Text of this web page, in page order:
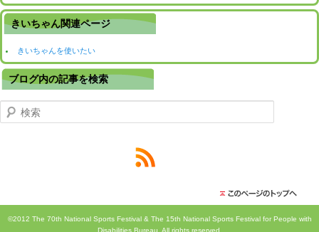
きいちゃん関連ページ
きいちゃんを使いたい
ブログ内の記事を検索
検索
©2012 The 70th National Sports Festival & The 15th National Sports Festival for People with